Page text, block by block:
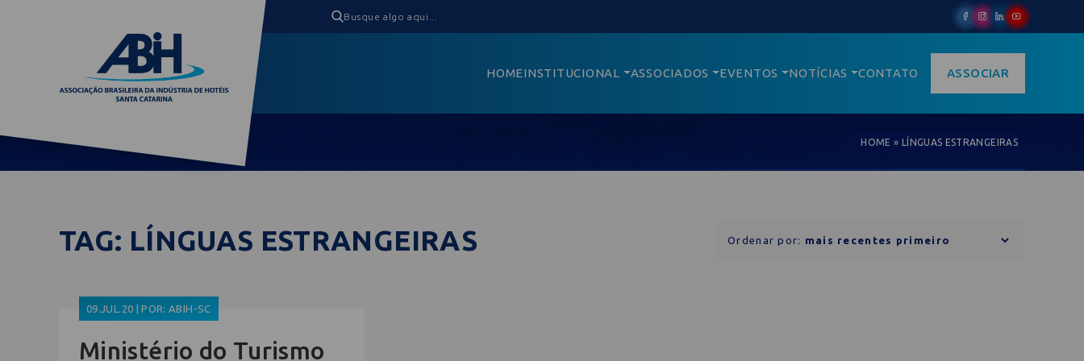
HOMEINSTITUCIONAL ASSOCIADOS EVENTOS NOTÍCIAS CONTATO ASSOCIAR
HOME » LÍNGUAS ESTRANGEIRAS
TAG: LÍNGUAS ESTRANGEIRAS Ordenar por:
09.JUL.20 | POR: ABIH-SC
Ministério do Turismo